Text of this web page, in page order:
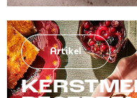
Artikel